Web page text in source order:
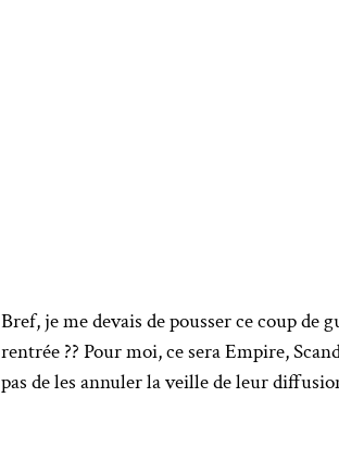
Bref, je me devais de pousser ce coup de
rentrée ?? Pour moi, ce sera Empire,
pas de les annuler la veille de leur